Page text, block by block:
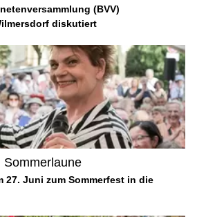
(BVV)
diskutiert
Sommerlaune
27. Juni zum Sommerfest in die